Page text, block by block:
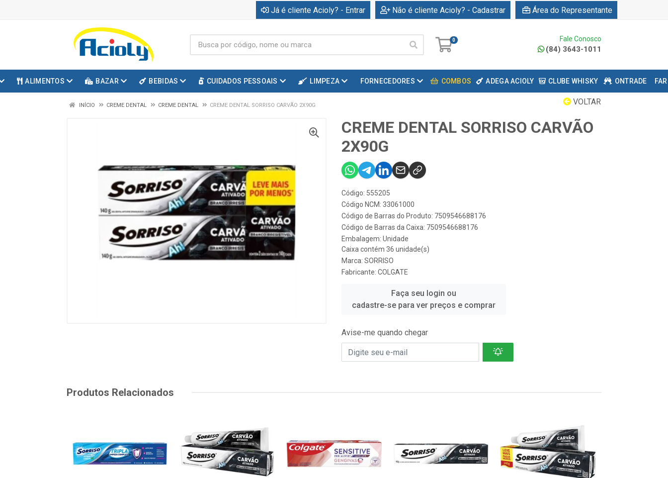
Já é cliente Acioly? - Entrar Não é cliente Acioly? - Cadastrar Área do Representante
0 Fale Conosco
(84) 3643-1011
ALIMENTOS BAZAR BEBIDAS CUIDADOS PESSOAIS LIMPEZA FORNECEDORES COMBOS ADEGA ACIOLY CLUBE WHISKY ONTRADE
VOLTAR
INÍCIO CREME DENTAL CREME DENTAL CREME DENTAL SORRISO CARVÃO 2X90G
CREME DENTAL SORRISO CARVÃO
2X90G
Código: 555205
Código NCM: 33061000
Código de Barras do Produto: 7509546688176
Código de Barras da Caixa: 7509546688176
Embalagem: Unidade
Caixa contém 36 unidade(s)
Marca: SORRISO
Fabricante: COLGATE
Faça seu login ou
cadastre-se para ver preços e comprar
Avise-me quando chegar
Produtos Relacionados